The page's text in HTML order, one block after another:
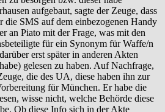
aufgebaut, sagte der Zeuge, dass
die SMS auf dem einbezogenen Handy
an Piato mit der Frage, was mit den
für ein Synonym für Waffe/n
erst später in anderen Akten
gelesen zu haben. Auf Nachfrage,
die des UA, diese haben ihn zur
für München. Er habe die
wisse nicht, welche Behörde diese
Ob diese Info sich in der Akte